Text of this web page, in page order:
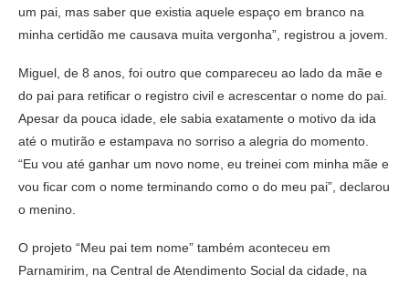
um pai, mas saber que existia aquele espaço em branco na
minha certidão me causava muita vergonha”, registrou a jovem.
Miguel, de 8 anos, foi outro que compareceu ao lado da mãe e
do pai para retificar o registro civil e acrescentar o nome do pai.
Apesar da pouca idade, ele sabia exatamente o motivo da ida
até o mutirão e estampava no sorriso a alegria do momento.
“Eu vou até ganhar um novo nome, eu treinei com minha mãe e
vou ficar com o nome terminando como o do meu pai”, declarou
o menino.
O projeto “Meu pai tem nome” também aconteceu em
Parnamirim, na Central de Atendimento Social da cidade, na